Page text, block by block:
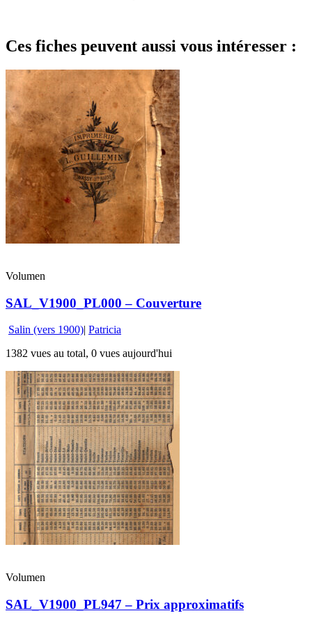
Ces fiches peuvent aussi vous intéresser :
Volumen
SAL_V1900_PL000 – Couverture
Salin (vers 1900)| Patricia
1382 vues au total, 0 vues aujourd'hui
Volumen
SAL_V1900_PL947 – Prix approximatifs